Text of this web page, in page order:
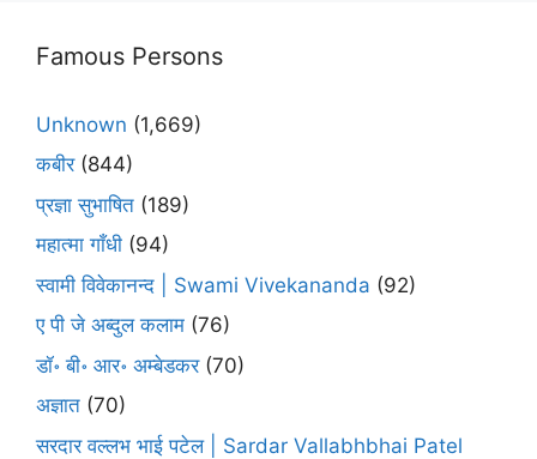
Famous Persons
Unknown (1,669)
कबीर(844)
प्रज्ञा सुभाषित (189)
महात्मा गाँधी (94)
स्वामी विवेकानन्द | Swami Vivekananda (92)
ए पी जे अब्दुल कलाम (76)
डॉ॰ बी॰ आर॰ अम्बेडकर(70)
अज्ञात (70)
सरदार वल्लभ भाई पटेल | Sardar Vallabhbhai Patel